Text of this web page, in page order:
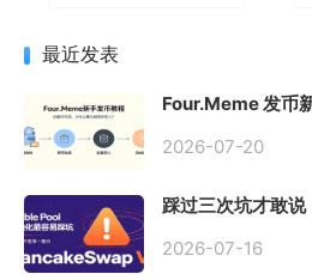
最近发表
Four.Meme 发币
2026-07-20
踩过三次坑才敢
初始化
2026-07-16